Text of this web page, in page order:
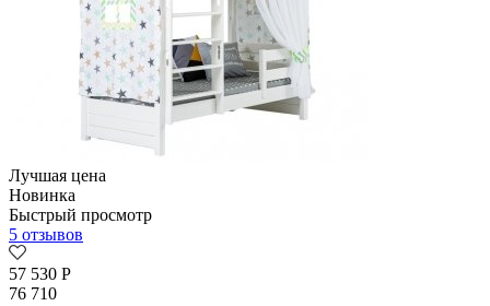
Лучшая цена
Новинка
Быстрый просмотр
5 отзывов
57 530 Р
76 710